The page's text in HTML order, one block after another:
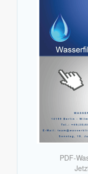
PDF-